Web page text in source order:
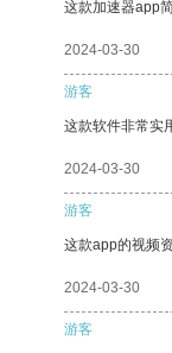
这款加速器app
2024-03-30
游客
这款软件非常实
2024-03-30
游客
这款app的视频
2024-03-30
游客